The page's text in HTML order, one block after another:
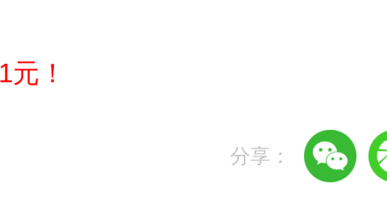
以下简称我中心）官方网站、
！
分享：